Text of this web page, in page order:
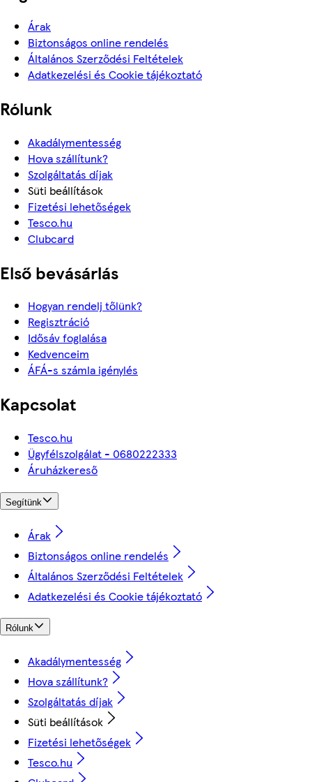
Árak
Biztonságos online rendelés
Általános Szerződési Feltételek
Adatkezelési és Cookie tájékoztató
Rólunk
Akadálymentesség
Hova szállítunk?
Szolgáltatás díjak
Süti beállítások
Fizetési lehetőségek
Tesco.hu
Clubcard
Első bevásárlás
Hogyan rendelj tőlünk?
Regisztráció
Idősáv foglalása
Kedvenceim
ÁFÁ-s számla igénylés
Kapcsolat
Tesco.hu
Ügyfélszolgálat - 0680222333
Áruházkereső
Segítünk
Árak
Biztonságos online rendelés
Általános Szerződési Feltételek
Adatkezelési és Cookie tájékoztató
Rólunk
Akadálymentesség
Hova szállítunk?
Szolgáltatás díjak
Süti beállítások
Fizetési lehetőségek
Tesco.hu